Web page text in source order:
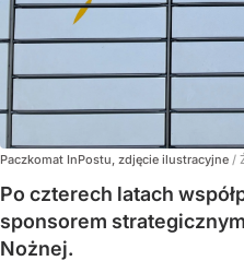
Paczkomat InPostu, zdjęcie ilustracyjne /
Po czterech latach
sponsorem
Nożnej.